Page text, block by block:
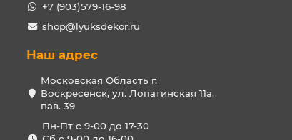
+7 (903)579-16-98
shop@lyuksdekor.ru
Наш адрес
Московская Область г.
Воскресенск, ул. Лопатинская 11а.
пав. 39
Пн-Пт с 9-00 до 17-30